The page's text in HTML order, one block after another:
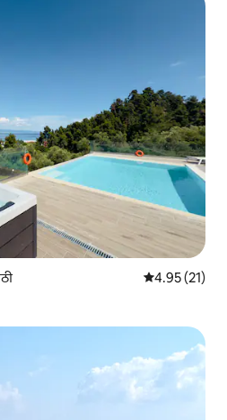
औसत रेटिंग 5 में
4.95 (21)